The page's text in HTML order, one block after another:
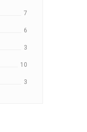
7
6
3
10
3